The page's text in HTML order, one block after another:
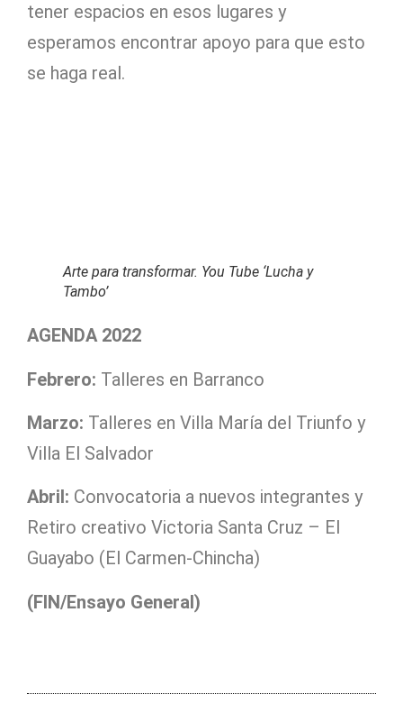
tener espacios en esos lugares y
esperamos encontrar apoyo para que esto
se haga real.
Arte para transformar. You Tube ‘Lucha y
Tambo’
AGENDA 2022
Febrero: Talleres en Barranco
Marzo: Talleres en Villa María del Triunfo y
Villa El Salvador
Abril: Convocatoria a nuevos integrantes y
Retiro creativo Victoria Santa Cruz – El
Guayabo (El Carmen-Chincha)
(FIN/Ensayo General)